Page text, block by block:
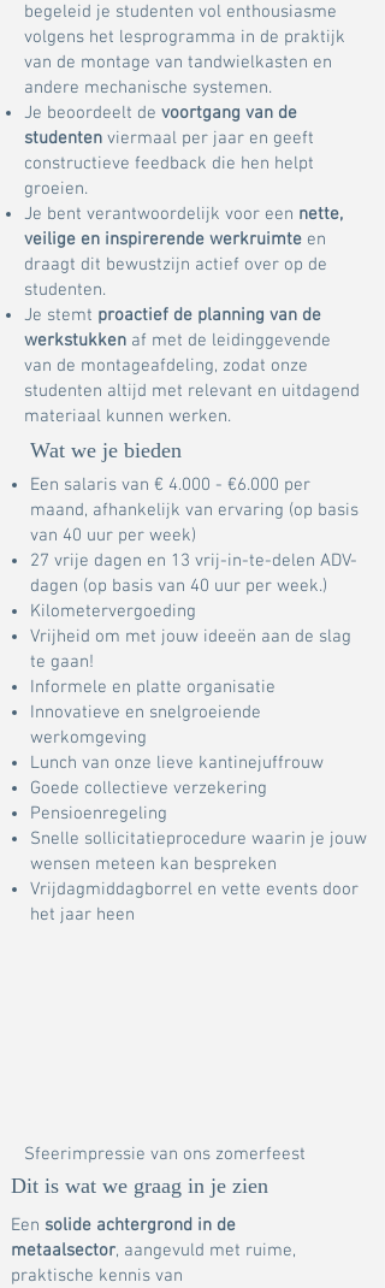
begeleid je studenten vol enthousiasme
volgens het lesprogramma in de praktijk
van de montage van tandwielkasten en
andere mechanische systemen.
Je beoordeelt de voortgang van de
studenten viermaal per jaar en geeft
constructieve feedback die hen helpt
groeien.
Je bent verantwoordelijk voor een nette,
veilige en inspirerende werkruimte en
draagt dit bewustzijn actief over op de
studenten.
Je stemt proactief de planning van de
werkstukken af met de leidinggevende
van de montageafdeling, zodat onze
studenten altijd met relevant en uitdagend
materiaal kunnen werken.
Wat we je bieden
Een salaris van € 4.000 - €6.000 per
maand, afhankelijk van ervaring (op basis
van 40 uur per week)
27 vrije dagen en 13 vrij-in-te-delen ADV-
dagen (op basis van 40 uur per week.)
Kilometervergoeding
Vrijheid om met jouw ideeën aan de slag
te gaan!
Informele en platte organisatie
Innovatieve en snelgroeiende
werkomgeving
Lunch van onze lieve kantinejuffrouw
Goede collectieve verzekering
Pensioenregeling
Snelle sollicitatieprocedure waarin je jouw
wensen meteen kan bespreken
Vrijdagmiddagborrel en vette events door
het jaar heen
Sfeerimpressie van ons zomerfeest
Dit is wat we graag in je zien
Een solide achtergrond in de
metaalsector, aangevuld met ruime,
praktische kennis van